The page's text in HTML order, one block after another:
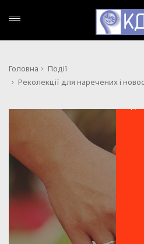
Головна
Події
Реколекції для наречених і